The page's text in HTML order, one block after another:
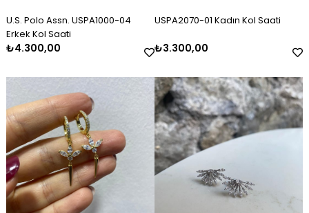
U.S. Polo Assn. USPA1000-04
Erkek Kol Saati
₺4.300,00
USPA2070-01 Kadın Kol Saati
₺3.300,00